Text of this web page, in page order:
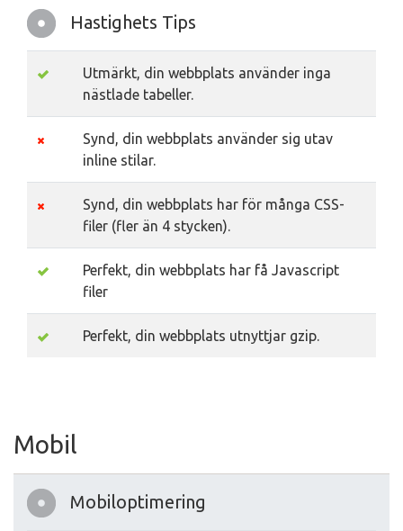
Hastighets Tips
Utmärkt, din webbplats använder inga
nästlade tabeller.
Synd, din webbplats använder sig utav
inline stilar.
Synd, din webbplats har för många CSS-
filer (fler än 4 stycken).
Perfekt, din webbplats har få Javascript
filer
Perfekt, din webbplats utnyttjar gzip.
Mobil
Mobiloptimering